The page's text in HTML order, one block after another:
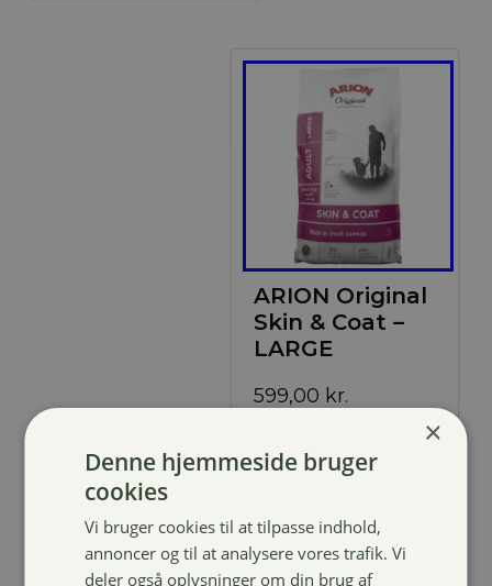
ARION Original
Skin & Coat –
LARGE
599,00 kr.
×
Denne hjemmeside bruger
cookies
Vi bruger cookies til at tilpasse indhold,
annoncer og til at analysere vores trafik. Vi
deler også oplysninger om din brug af